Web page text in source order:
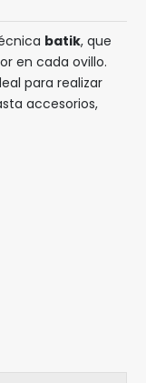
batik, que
en cada ovillo.
para realizar
accesorios,